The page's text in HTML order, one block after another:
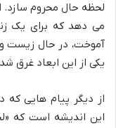
لحظه حال محروم سازد.
می دهد که برای یک
آموخت، در حال زیست و
یکی از این ابعاد غرق
این اندیشه است که